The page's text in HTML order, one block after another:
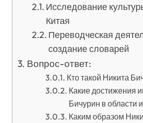
Исследование
Китая
Переводческая
создание словарей
Вопрос-ответ:
Кто такой Никита
Какие достижения
Бичурин в области
Каким образом